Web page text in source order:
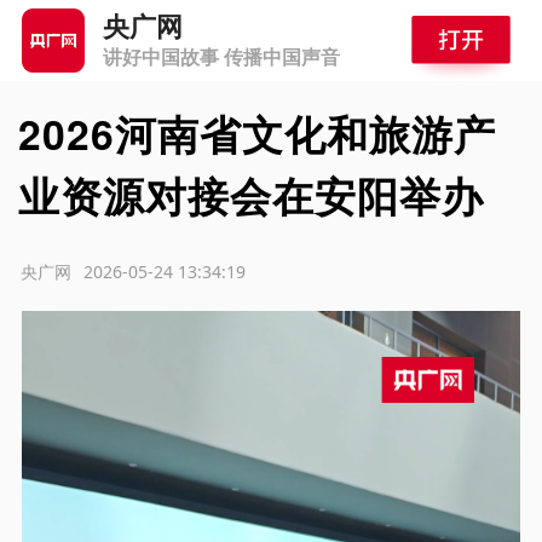
央广网
讲好中国故事 传播中国声音
2026河南省文化和旅游产
业资源对接会在安阳举办
2026-05-24 13:34:19
央广网